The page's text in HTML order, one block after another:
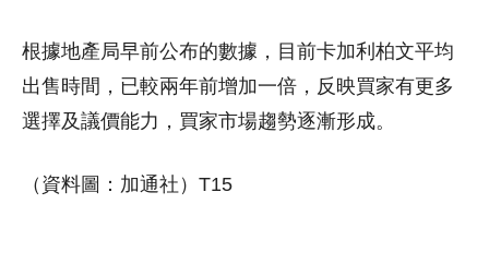
根據地產局早前公布的數據，目前卡加利柏文平均
出售時間，已較兩年前增加一倍，反映買家有更多
選擇及議價能力，買家市場趨勢逐漸形成。
（資料圖：加通社）T15